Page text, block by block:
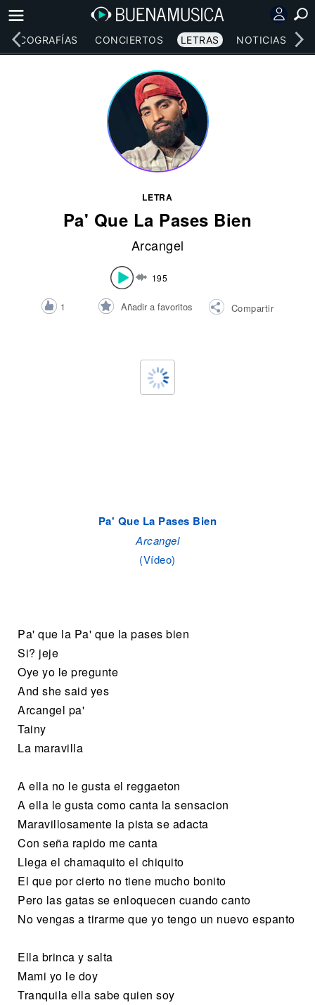
DISCOGRAFÍAS CONCIERTOS LETRAS NOTICIAS
LETRA
Pa' Que La Pases Bien
Arcangel
195
1 Añadir a favoritos Compartir
Pa' Que La Pases Bien
Arcangel
(Vídeo)
Pa' que la Pa' que la pases bien
Si? jeje
Oye yo le pregunte
And she said yes
Arcangel pa'
Tainy
La maravilla
A ella no le gusta el reggaeton
A ella le gusta como canta la sensacion
Maravillosamente la pista se adacta
Con seña rapido me canta
Llega el chamaquito el chiquito
El que por cierto no tiene mucho bonito
Pero las gatas se enloquecen cuando canto
No vengas a tirarme que yo tengo un nuevo espanto
Ella brinca y salta
Mami yo le doy
Tranquila ella sabe quien soy